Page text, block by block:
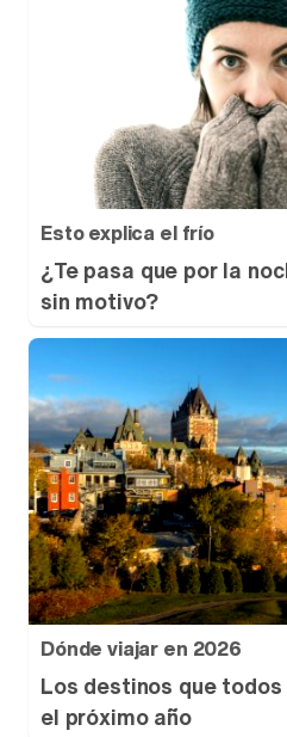
Esto explica el frío
¿Te pasa que por la
sin motivo?
Dónde viajar en 2026
Los destinos que
el próximo año